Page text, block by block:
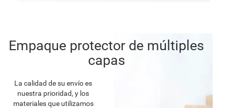
Empaque protector de múltiples
capas
La calidad de su envío es
nuestra prioridad, y los
materiales que utilizamos